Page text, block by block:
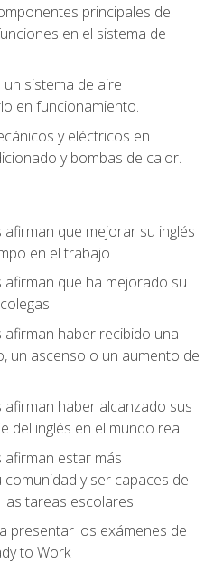
principales del
en el sistema de
sistema de aire
en funcionamiento.
y eléctricos en
y bombas de calor.
que mejorar su inglés
en el trabajo
que ha mejorado su
haber recibido una
un ascenso o un aumento de
haber alcanzado sus
del inglés en el mundo real
estar más
y ser capaces de
tareas escolares
presentar los exámenes de
to Work